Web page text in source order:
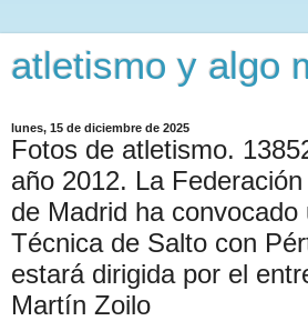
atletismo y algo
lunes, 15 de diciembre de 2025
Fotos de atletismo.
año 2012. La
de Madrid ha convocado
Técnica de Salto con
estará dirigida por el
Martín Zoilo